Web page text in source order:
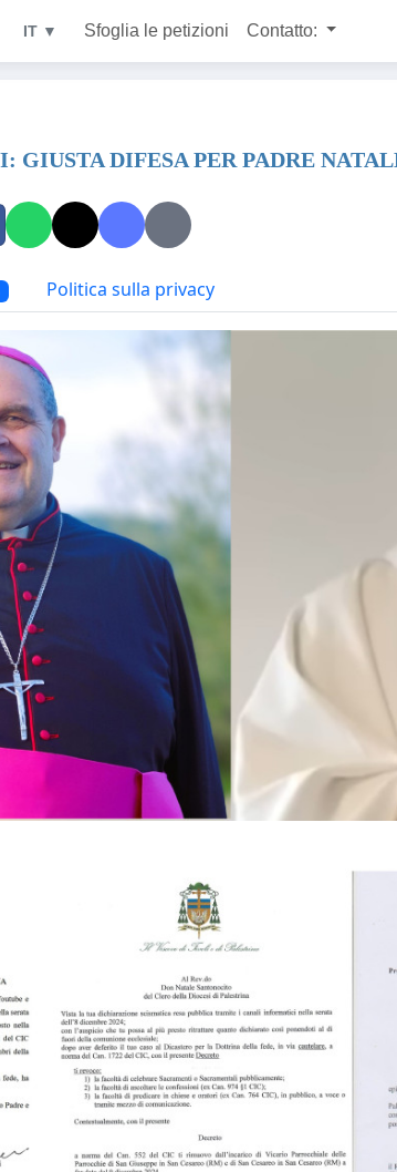
IT ▼ Sfoglia le petizioni Contatto:
GIUSTA DIFESA PER PADRE
Politica sulla privacy